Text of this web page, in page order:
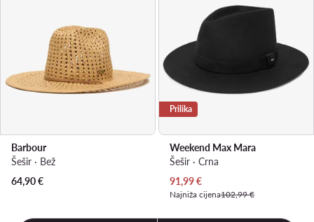
Barbour
Šešir · Bež
64,90€
Prilika
Weekend Max Mara
Šešir · Crna
Trenutna cijena
91,99€
Najniža cijena102,99 €